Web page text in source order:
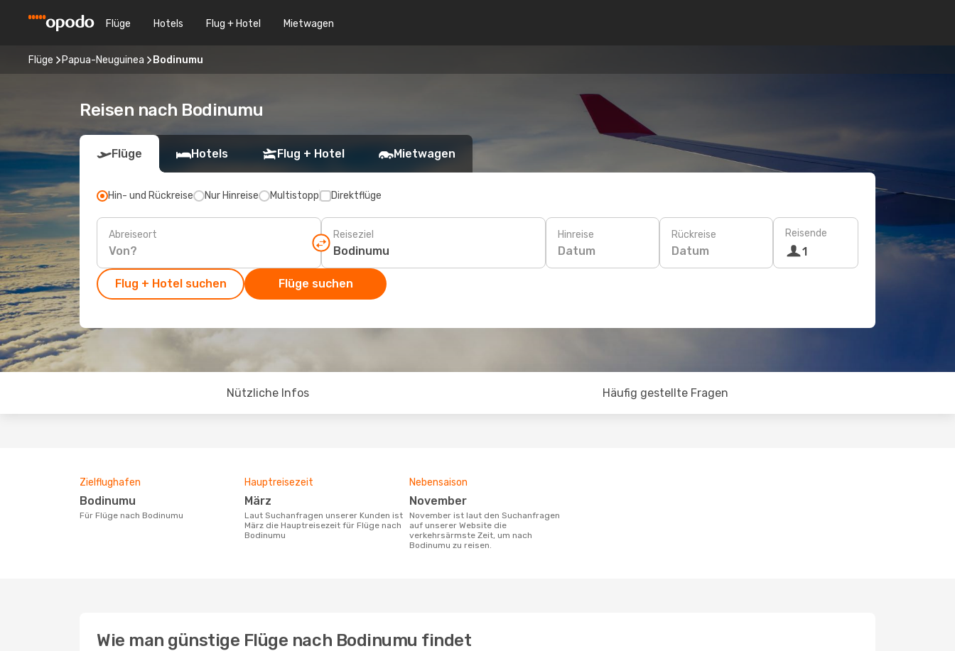
Flüge Hotels Flug + Hotel Mietwagen
Flüge Papua-Neuguinea Bodinumu
Reisen nach Bodinumu
Flüge Hotels Flug + Hotel Mietwagen
Hin- und Rückreise Nur Hinreise Multistopp Direktflüge
Abreiseort Reiseziel Hinreise
Datum
Rückreise
Datum
Reisende
1
Flug + Hotel suchen Flüge suchen
Nützliche Infos Häufig gestellte Fragen
Zielflughafen
Bodinumu
Für Flüge nach Bodinumu
Hauptreisezeit
März
Laut Suchanfragen unserer Kunden ist
März die Hauptreisezeit für Flüge nach
Bodinumu
Nebensaison
November
November ist laut den Suchanfragen
auf unserer Website die
verkehrsärmste Zeit, um nach
Bodinumu zu reisen.
Wie man günstige Flüge nach Bodinumu findet